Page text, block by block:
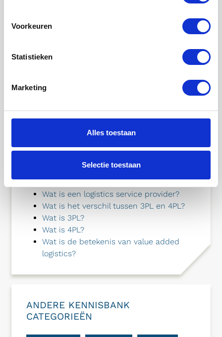
Voorkeuren
Statistieken
Marketing
Alles toestaan
Selectie toestaan
Met onze zeven tips voor Supply Chain
Wat is een logistics service provider?
Wat is het verschil tussen 3PL en 4PL?
Wat is 3PL?
Wat is 4PL?
Wat is de betekenis van value added
logistics?
ANDERE KENNISBANK
CATEGORIEËN